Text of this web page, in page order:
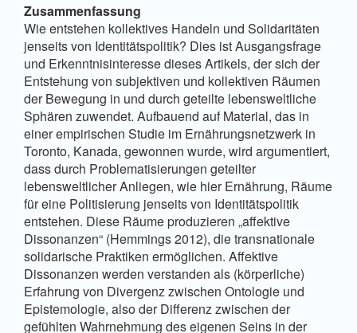
Zusammenfassung
Wie entstehen kollektives Handeln und Solidaritäten
jenseits von Identitätspolitik? Dies ist Ausgangsfrage
und Erkenntnisinteresse dieses Artikels, der sich der
Entstehung von subjektiven und kollektiven Räumen
der Bewegung in und durch geteilte lebensweltliche
Sphären zuwendet. Aufbauend auf Material, das in
einer empirischen Studie im Ernährungsnetzwerk in
Toronto, Kanada, gewonnen wurde, wird argumentiert,
dass durch Problematisierungen geteilter
lebensweltlicher Anliegen, wie hier Ernährung, Räume
für eine Politisierung jenseits von Identitätspolitik
entstehen. Diese Räume produzieren „affektive
Dissonanzen“ (Hemmings 2012), die transnationale
solidarische Praktiken ermöglichen. Affektive
Dissonanzen werden verstanden als (körperliche)
Erfahrung von Divergenz zwischen Ontologie und
Epistemologie, also der Differenz zwischen der
gefühlten Wahrnehmung des eigenen Seins in der